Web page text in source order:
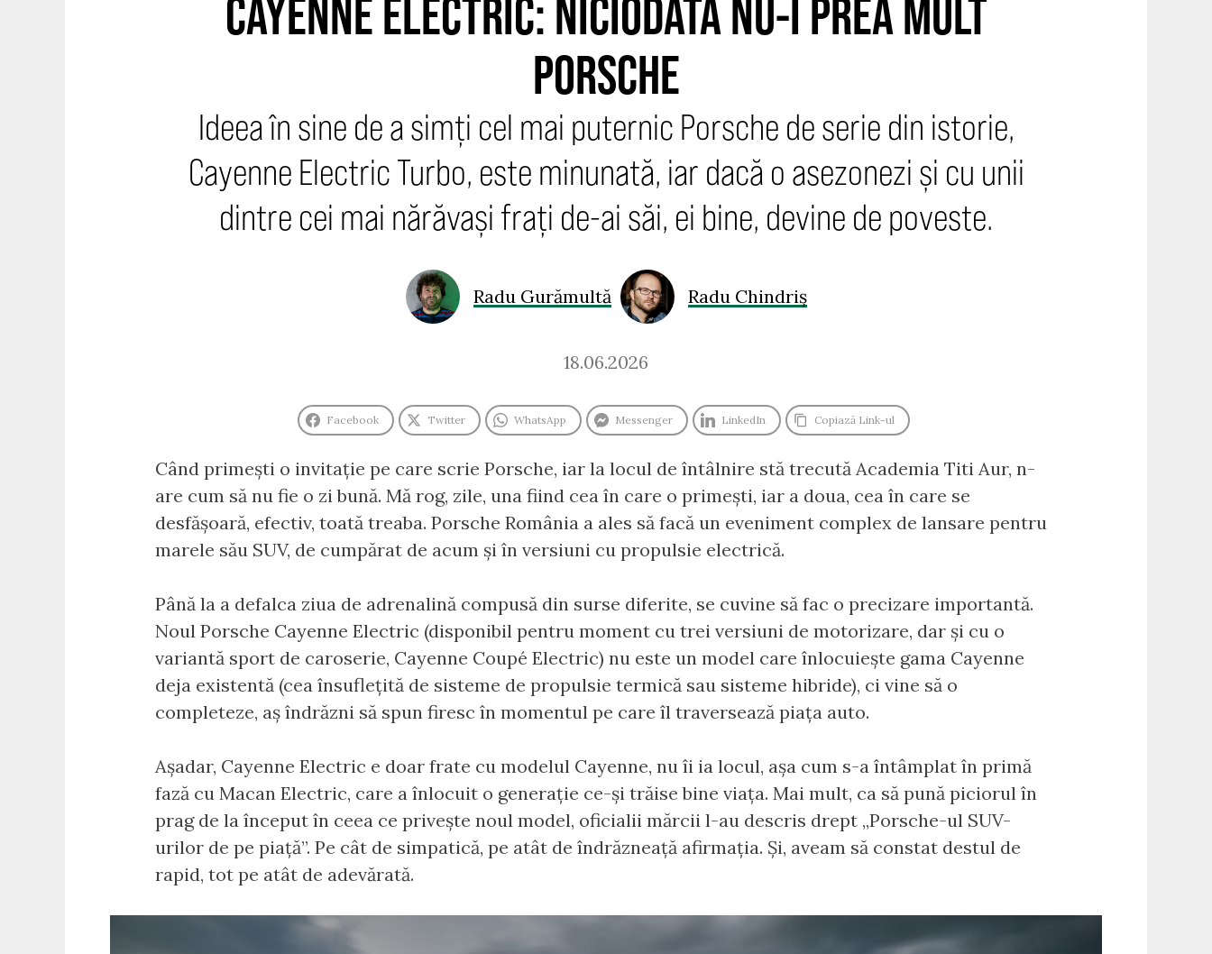
CAYENNE ELECTRIC: NICIODATĂ NU-I PREA MULT
PORSCHE
Ideea în sine de a simți cel mai puternic Porsche de serie din istorie,
Cayenne Electric Turbo, este minunată, iar dacă o asezonezi și cu unii
dintre cei mai nărăvași frați de-ai săi, ei bine, devine de poveste.
Radu Gurămultă Radu Chindriș
18.06.2026
Facebook Twitter WhatsApp Messenger LinkedIn Copiază Link-ul
Când primești o invitație pe care scrie Porsche, iar la locul de întâlnire stă trecută Academia Titi Aur, n-
are cum să nu fie o zi bună. Mă rog, zile, una fiind cea în care o primești, iar a doua, cea în care se
desfășoară, efectiv, toată treaba. Porsche România a ales să facă un eveniment complex de lansare pentru
marele său SUV, de cumpărat de acum și în versiuni cu propulsie electrică.
Până la a defalca ziua de adrenalină compusă din surse diferite, se cuvine să fac o precizare importantă.
Noul Porsche Cayenne Electric (disponibil pentru moment cu trei versiuni de motorizare, dar și cu o
variantă sport de caroserie, Cayenne Coupé Electric) nu este un model care înlocuiește gama Cayenne
deja existentă (cea însuflețită de sisteme de propulsie termică sau sisteme hibride), ci vine să o
completeze, aș îndrăzni să spun firesc în momentul pe care îl traversează piața auto.
Așadar, Cayenne Electric e doar frate cu modelul Cayenne, nu îi ia locul, așa cum s-a întâmplat în primă
fază cu Macan Electric, care a înlocuit o generație ce-și trăise bine viața. Mai mult, ca să pună piciorul în
prag de la început în ceea ce privește noul model, oficialii mărcii l-au descris drept „Porsche-ul SUV-
urilor de pe piață”. Pe cât de simpatică, pe atât de îndrăzneață afirmația. Și, aveam să constat destul de
rapid, tot pe atât de adevărată.